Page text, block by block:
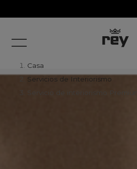
Casa
Servicios de Interiorismo
Servicio de interiorismo Premium